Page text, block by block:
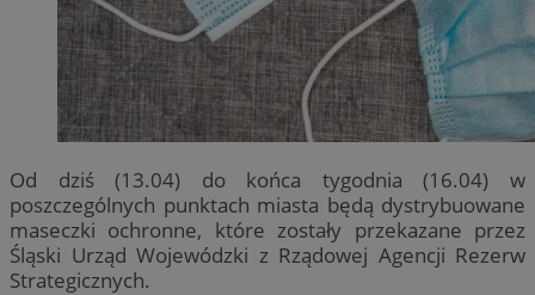
Od dziś (13.04) do końca tygodnia (16.04) w
poszczególnych punktach miasta będą dystrybuowane
maseczki ochronne, które zostały przekazane przez
Śląski Urząd Wojewódzki z Rządowej Agencji Rezerw
Strategicznych.